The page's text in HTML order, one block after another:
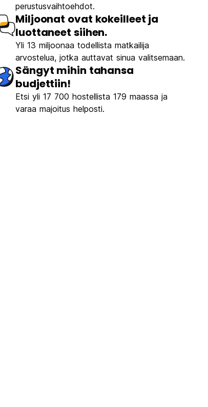
Selina Serenity Rawai Phuket
(443)
Alkaen €17.17
perustusvaihtoehdot.
Miljoonat ovat kokeilleet ja
luottaneet siihen.
Yli 13 miljoonaa todellista matkailija
arvostelua, jotka auttavat sinua valitsemaan.
Sängyt mihin tahansa
budjettiin!
Etsi yli 17 700 hostellista 179 maassa ja
varaa majoitus helposti.